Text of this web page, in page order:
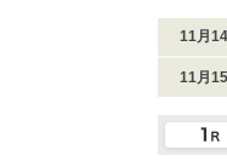
11月
11月